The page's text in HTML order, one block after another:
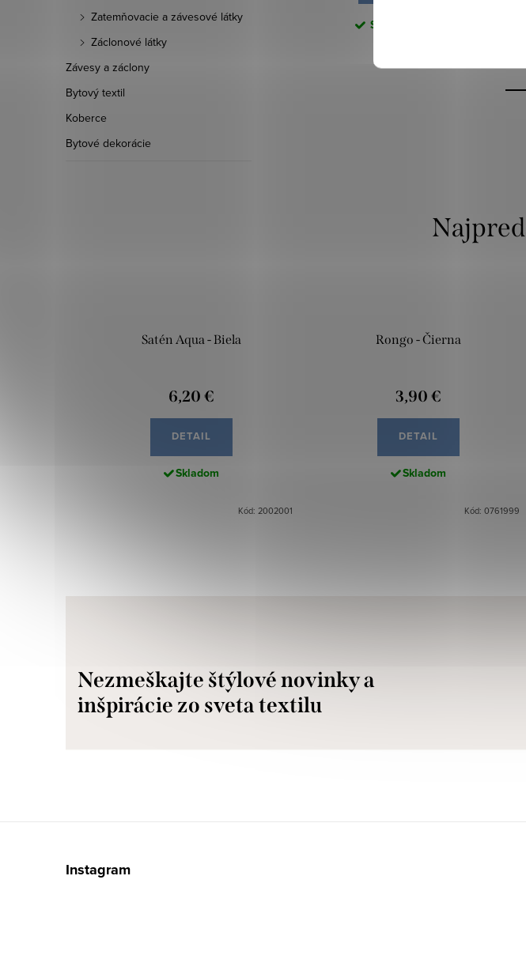
Zatemňovacie a závesové látky
Záclonové látky
Závesy a záclony
Bytový textil
Koberce
Bytové dekorácie
Skladom22,9 bm Skladom
Satén Aqua - Biela
6,20 €
DETAIL
Skladom
Kód: 2002001
Rongo - Čierna
3,90 €
DETAIL
Skladom
Kód: 0761999
Nezmeškajte štýlové novinky a
inšpirácie zo sveta textilu
Instagram